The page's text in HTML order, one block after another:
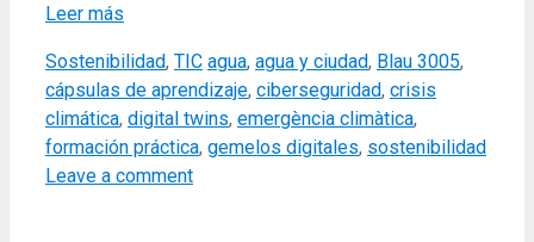
Leer más
Categories
Sostenibilidad, TIC Tags
agua, agua y ciudad, Blau 3005,
cápsulas de aprendizaje, ciberseguridad, crisis
climática, digital twins, emergència climàtica,
formación práctica, gemelos digitales, sostenibilidad
Leave a comment